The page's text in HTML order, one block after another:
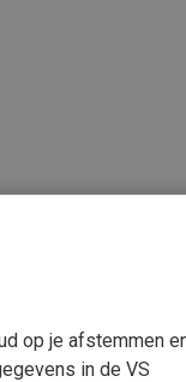
op je afstemmen
in de VS